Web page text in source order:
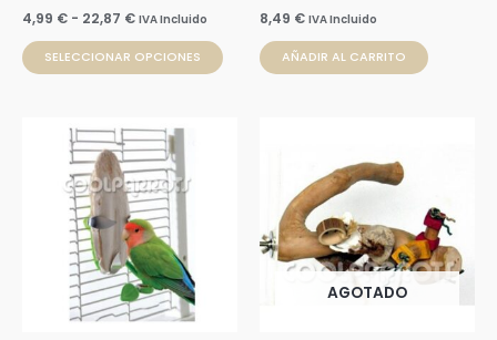
4,99 € - 22,87 € IVA Incluido
SELECCIONAR OPCIONES
página
8,49 € IVA Incluido
AÑADIR AL CARRITO
AGOTADO
precios:
desde
24,94 €
Las